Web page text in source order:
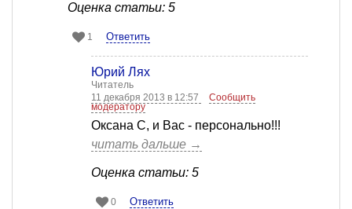
Оценка статьи: 5
1 Ответить
Юрий Лях
Читатель
11 декабря 2013 в 12:57
Сообщить
модератору
Оксана С, и Вас - персонально!!!
читать дальше →
Оценка статьи: 5
0 Ответить